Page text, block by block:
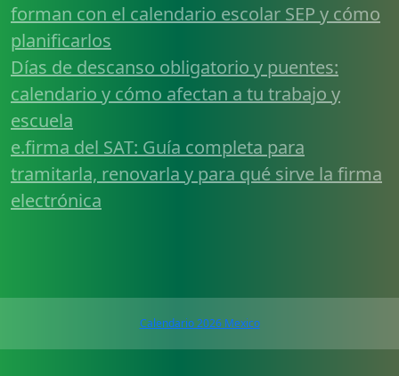
forman con el calendario escolar SEP y cómo
planificarlos
Días de descanso obligatorio y puentes:
calendario y cómo afectan a tu trabajo y
escuela
e.firma del SAT: Guía completa para
tramitarla, renovarla y para qué sirve la firma
electrónica
Calendario 2026 Mexico